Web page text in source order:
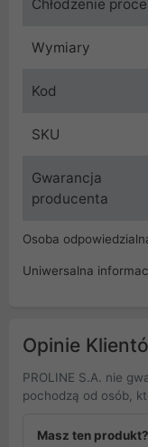
Chłodzenie
Wymiary
Kod
SKU
Gwarancja
producenta
Osoba
Uniwersalna
Opinie
PROLINE S.A. nie
pochodzą od osób,
Masz ten produkt?